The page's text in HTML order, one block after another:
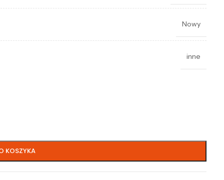
Nowy
inne
KOSZYKA